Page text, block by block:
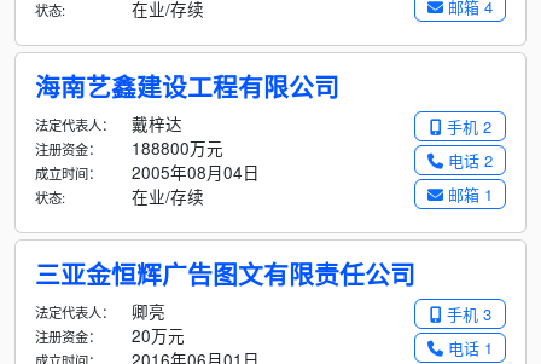
邮箱 4
状态: 在业/存续
海南艺鑫建设工程有限公司
手机 2
电话 2
邮箱 1
法定代表人： 戴梓达
注册资金： 188800万元
成立时间： 2005年08月04日
状态: 在业/存续
三亚金恒辉广告图文有限责任公司
手机 3
电话 1
法定代表人： 卿亮
注册资金： 20万元
2016年06月01日